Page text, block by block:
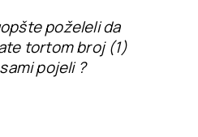
poželeli da
tortom broj (1)
pojeli ?